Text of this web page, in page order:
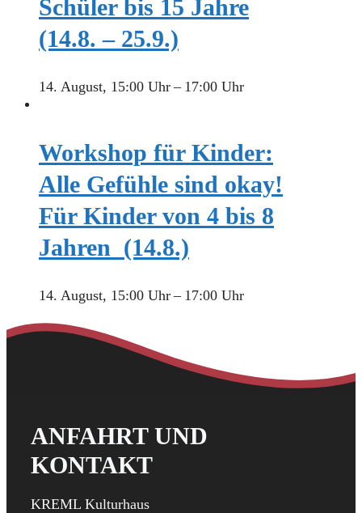
Schüler bis 15 Jahre
(14.8. – 25.9.)
14. August, 15:00 Uhr– 17:00 Uhr
Workshop für Kinder:
Alle Gefühle sind okay!
Für Kinder von 4 bis 8
Jahren (14.8.)
14. August, 15:00 Uhr– 17:00 Uhr
ANFAHRT UND
KONTAKT
KREML Kulturhaus